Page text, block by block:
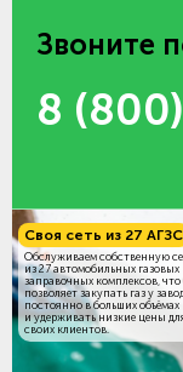
Звоните
8
Своя сеть из 27 АГЗС
Обслуживаем собственную
из 27 автомобильных газовых
заправочных комплексов, что
позволяет закупать газ у
постоянно в больших объёмах
и удерживать низкие цены
своих клиентов.